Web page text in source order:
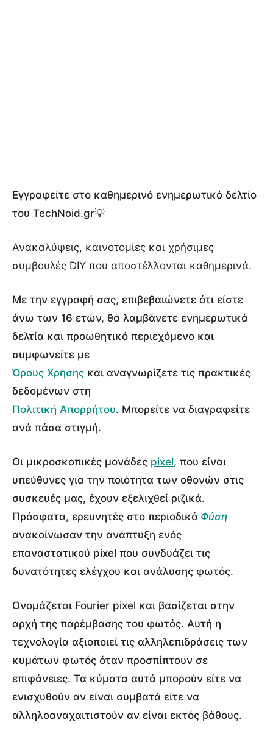
Εγγραφείτε στο καθημερινό ενημερωτικό δελτίο
του TechNoid.gr💡
Ανακαλύψεις, καινοτομίες και χρήσιμες
συμβουλές DIY που αποστέλλονται καθημερινά.
Με την εγγραφή σας, επιβεβαιώνετε ότι είστε
άνω των 16 ετών, θα λαμβάνετε ενημερωτικά
δελτία και προωθητικό περιεχόμενο και
συμφωνείτε με
Όρους Χρήσης και αναγνωρίζετε τις πρακτικές
δεδομένων στη
Πολιτική Απορρήτου. Μπορείτε να διαγραφείτε
ανά πάσα στιγμή.
Οι μικροσκοπικές μονάδες pixel, που είναι
υπεύθυνες για την ποιότητα των οθονών στις
συσκευές μας, έχουν εξελιχθεί ριζικά.
Πρόσφατα, ερευνητές στο περιοδικό Φύση
ανακοίνωσαν την ανάπτυξη ενός
επαναστατικού pixel που συνδυάζει τις
δυνατότητες ελέγχου και ανάλυσης φωτός.
Ονομάζεται Fourier pixel και βασίζεται στην
αρχή της παρέμβασης του φωτός. Αυτή η
τεχνολογία αξιοποιεί τις αλληλεπιδράσεις των
κυμάτων φωτός όταν προσπίπτουν σε
επιφάνειες. Τα κύματα αυτά μπορούν είτε να
ενισχυθούν αν είναι συμβατά είτε να
αλληλοαναχαιτιστούν αν είναι εκτός βάθους.